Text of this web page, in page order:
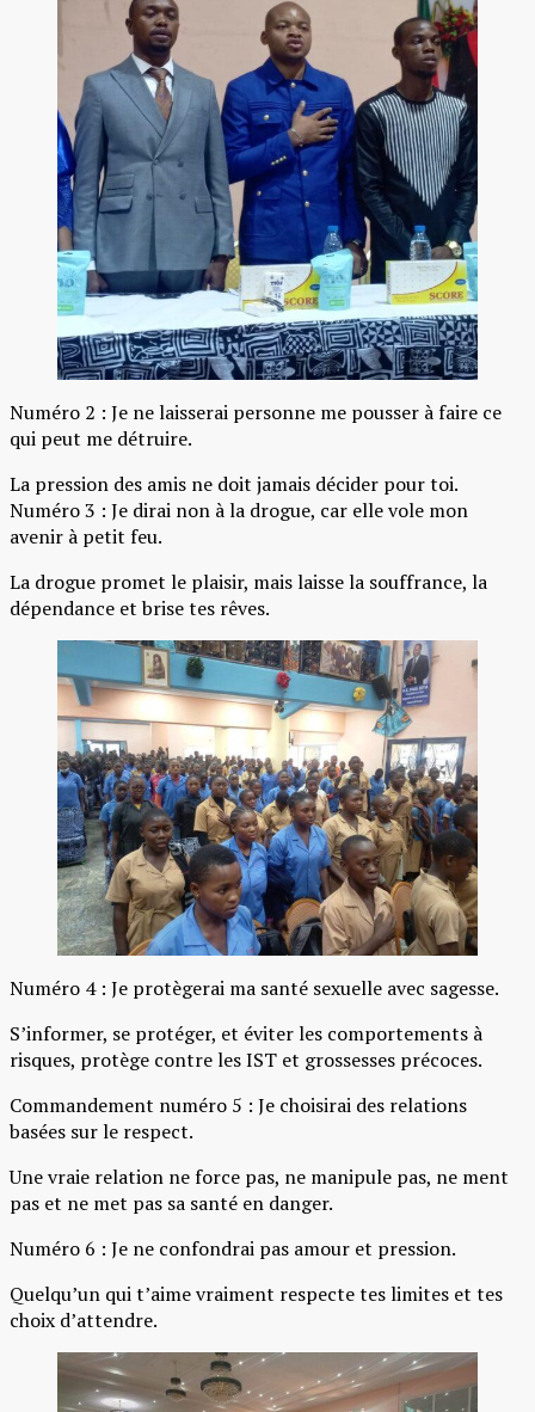
Numéro 2 : Je ne laisserai personne me pousser à faire ce
qui peut me détruire.
La pression des amis ne doit jamais décider pour toi.
Numéro 3 : Je dirai non à la drogue, car elle vole mon
avenir à petit feu.
La drogue promet le plaisir, mais laisse la souffrance, la
dépendance et brise tes rêves.
Numéro 4 : Je protègerai ma santé sexuelle avec sagesse.
S’informer, se protéger, et éviter les comportements à
risques, protège contre les IST et grossesses précoces.
Commandement numéro 5 : Je choisirai des relations
basées sur le respect.
Une vraie relation ne force pas, ne manipule pas, ne ment
pas et ne met pas sa santé en danger.
Numéro 6 : Je ne confondrai pas amour et pression.
Quelqu’un qui t’aime vraiment respecte tes limites et tes
choix d’attendre.